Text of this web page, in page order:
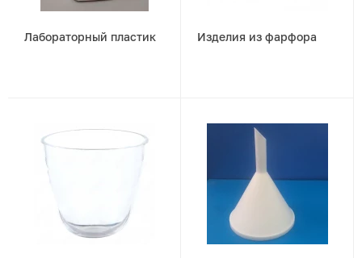
Лабораторный пластик Изделия из фарфора